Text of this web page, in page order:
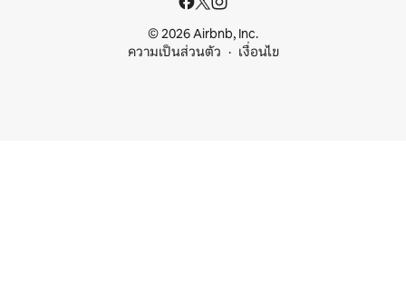
© 2026 Airbnb, Inc.
ความเป็นส่วนตัว
เงื่อนไข